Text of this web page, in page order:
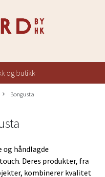
og butikk
Bongusta
og håndlagde
Deres produkter, fra
kombinerer kvalitet